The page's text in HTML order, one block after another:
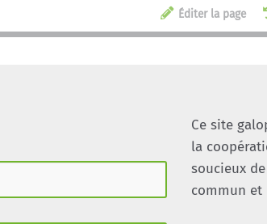
Éditer la page
Ce site
la
soucieux
commun et